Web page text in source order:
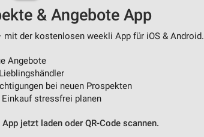
& Angebote App
der kostenlosen weekli App für iOS & Android.
Angebote
bei neuen Prospekten
stressfrei planen
jetzt laden oder QR-Code scannen.